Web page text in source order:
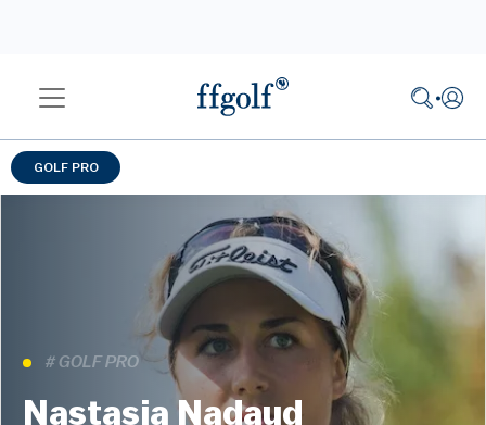
GOLF PRO
# GOLF PRO
Nastasia Nadaud